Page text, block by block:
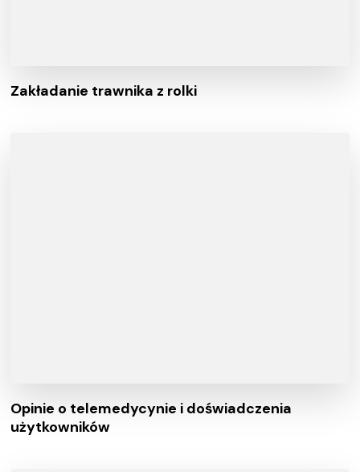
Zakładanie trawnika z rolki
Opinie o telemedycynie i doświadczenia
użytkowników